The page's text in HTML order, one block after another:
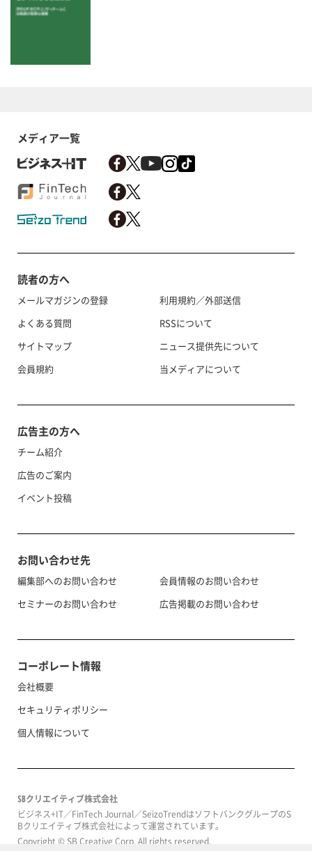
メディア一覧
読者の方へ
メールマガジンの登録
よくある質問
サイトマップ
会員規約
利用規約／外部送信
RSSについて
ニュース提供先について
当メディアについて
広告主の方へ
チーム紹介
広告のご案内
イベント投稿
お問い合わせ先
編集部へのお問い合わせ
セミナーのお問い合わせ
会員情報のお問い合わせ
広告掲載のお問い合わせ
コーポレート情報
会社概要
セキュリティポリシー
個人情報について
SBクリエイティブ株式会社
ビジネス+IT／FinTech Journal／SeizoTrendはソフトバンクグループのS
Bクリエイティブ株式会社によって運営されています。
Copyright © SB Creative Corp. All rights reserved.